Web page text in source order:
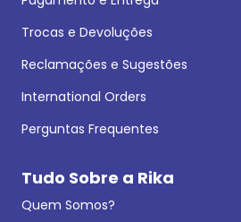
Trocas e Devoluções
Reclamações e Sugestões
International Orders
Perguntas Frequentes
Tudo Sobre a Rika
Quem Somos?